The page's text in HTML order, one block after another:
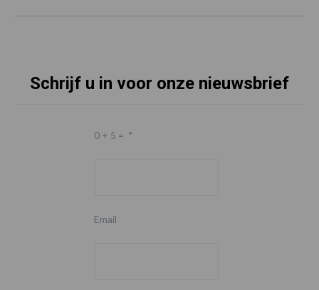
Schrijf u in voor onze nieuwsbrief
0 + 5 = *
Email